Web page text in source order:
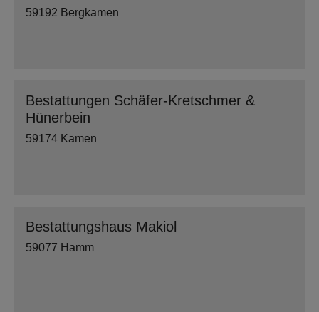
59192 Bergkamen
Bestattungen Schäfer-Kretschmer &
Hünerbein
59174 Kamen
Bestattungshaus Makiol
59077 Hamm